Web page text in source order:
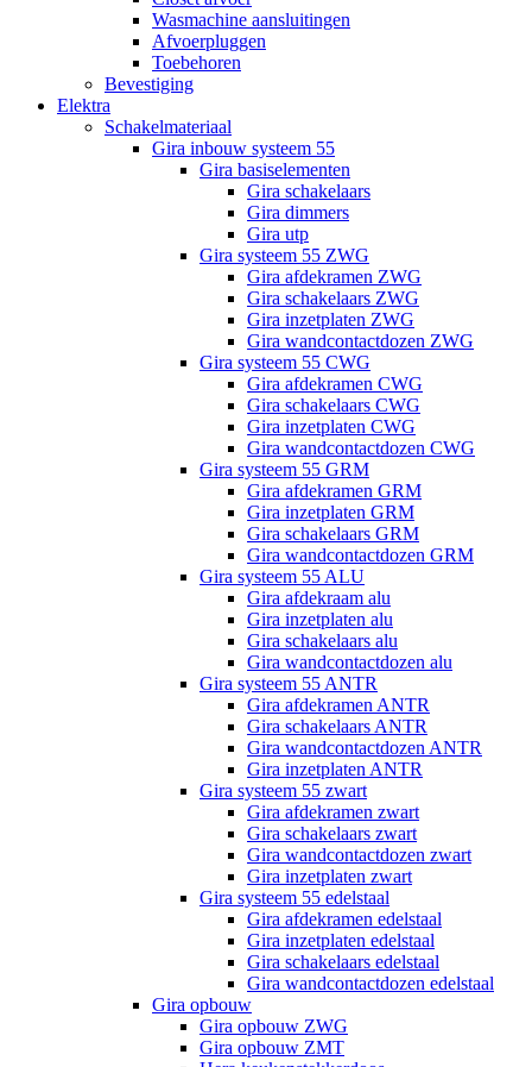
Wasmachine aansluitingen
Afvoerpluggen
Toebehoren
Bevestiging
Elektra
Schakelmateriaal
Gira inbouw systeem 55
Gira basiselementen
Gira schakelaars
Gira dimmers
Gira utp
Gira systeem 55 ZWG
Gira afdekramen ZWG
Gira schakelaars ZWG
Gira inzetplaten ZWG
Gira wandcontactdozen ZWG
Gira systeem 55 CWG
Gira afdekramen CWG
Gira schakelaars CWG
Gira inzetplaten CWG
Gira wandcontactdozen CWG
Gira systeem 55 GRM
Gira afdekramen GRM
Gira inzetplaten GRM
Gira schakelaars GRM
Gira wandcontactdozen GRM
Gira systeem 55 ALU
Gira afdekraam alu
Gira inzetplaten alu
Gira schakelaars alu
Gira wandcontactdozen alu
Gira systeem 55 ANTR
Gira afdekramen ANTR
Gira schakelaars ANTR
Gira wandcontactdozen ANTR
Gira inzetplaten ANTR
Gira systeem 55 zwart
Gira afdekramen zwart
Gira schakelaars zwart
Gira wandcontactdozen zwart
Gira inzetplaten zwart
Gira systeem 55 edelstaal
Gira afdekramen edelstaal
Gira inzetplaten edelstaal
Gira schakelaars edelstaal
Gira wandcontactdozen edelstaal
Gira opbouw
Gira opbouw ZWG
Gira opbouw ZMT